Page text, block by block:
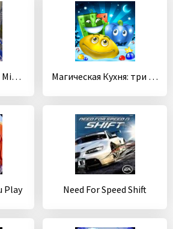
Wars Of Block City - Mine Game Магическая Кухня: три в ряд
Play Need For Speed Shift